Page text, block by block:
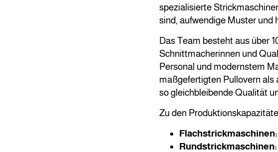
spezialisierte
sind, aufwendige Muster und
Das Team besteht aus über
Schnittmacherinnen und
Personal und modernstem
maßgefertigten Pullovern als
so gleichbleibende Qualität
Zu den
Flachstrickmaschinen:
Rundstrickmaschinen: